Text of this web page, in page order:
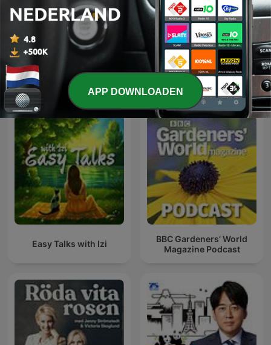
Kleine Boodschap
TBSラジオ『ジェーン・スー
と堀井美香の「OVER THE
Internationale Vrije tijd-podcasts
Easy Talks with Izi
BBC Gardeners’ World
Magazine Podcast
APP DOWNLOADEN